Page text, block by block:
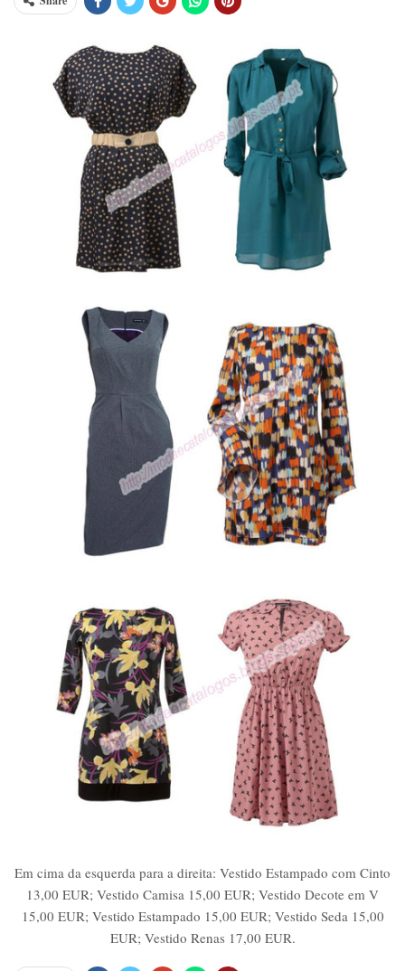
Em cima da esquerda para a direita: Vestido Estampado com Cinto
13,00 EUR; Vestido Camisa 15,00 EUR; Vestido Decote em V
15,00 EUR; Vestido Estampado 15,00 EUR; Vestido Seda 15,00
EUR; Vestido Renas 17,00 EUR.